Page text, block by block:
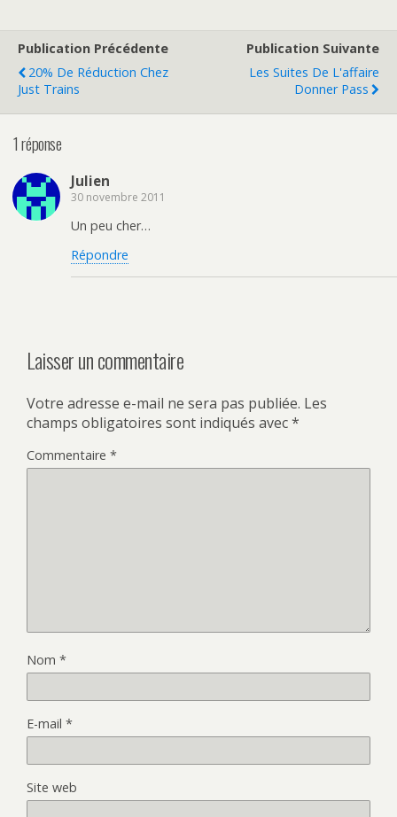
Publication Précédente
20% De Réduction Chez
Just Trains
Publication Suivante
Les Suites De L'affaire
Donner Pass
1 réponse
Julien
30 novembre 2011
Un peu cher…
Répondre
Laisser un commentaire
Votre adresse e-mail ne sera pas publiée. Les
champs obligatoires sont indiqués avec*
Commentaire *
Nom *
E-mail *
Site web